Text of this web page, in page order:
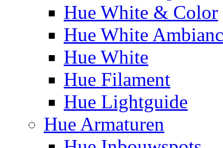
Hue White & Color
Hue White
Hue White
Hue Filament
Hue Lightguide
Hue Armaturen